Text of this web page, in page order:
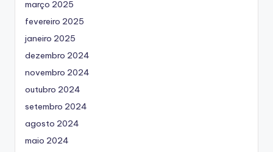
março 2025
fevereiro 2025
janeiro 2025
dezembro 2024
novembro 2024
outubro 2024
setembro 2024
agosto 2024
maio 2024